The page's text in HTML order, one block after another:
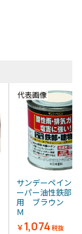
代表画像
サンデーペイン
ーパー油性鉄部・
用 ブラウン ８
Ｍ
￥1,074 税抜